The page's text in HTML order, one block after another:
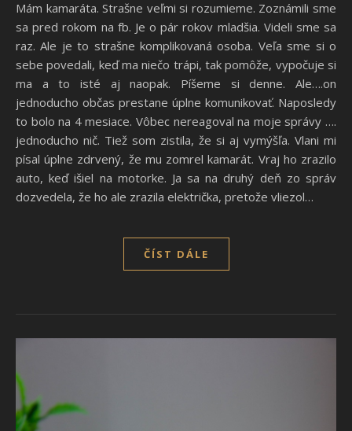
Mám kamaráta. Strašne veľmi si rozumieme. Zoznámili sme
sa pred rokom na fb. Je o pár rokov mladšia. Videli sme sa
raz. Ale je to strašne komplikovaná osoba. Veľa sme si o
sebe povedali, keď ma niečo trápi, tak pomôže, vypočuje si
ma a to isté aj naopak. Píšeme si denne. Ale….on
jednoducho občas prestane úplne komunikovať. Naposledy
to bolo na 4 mesiace. Vôbec nereagoval na moje správy ….
jednoducho nič. Tiež som zistila, že si aj vymýšľa. Vlani mi
písal úplne zdrvený, že mu zomrel kamarát. Vraj ho zrazilo
auto, keď išiel na motorke. Ja sa na druhý deň zo správ
dozvedela, že ho ale zrazila električka, pretože vliezol…
ČÍST DÁLE